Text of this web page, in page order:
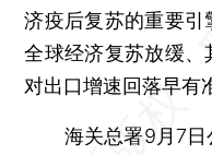
济疫后复苏的重要
全球经济复苏放缓
对出口增速回落早有
海关总署9月7日